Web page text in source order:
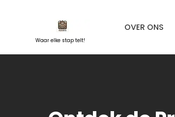
Waar elke stap telt!
OVER ONS